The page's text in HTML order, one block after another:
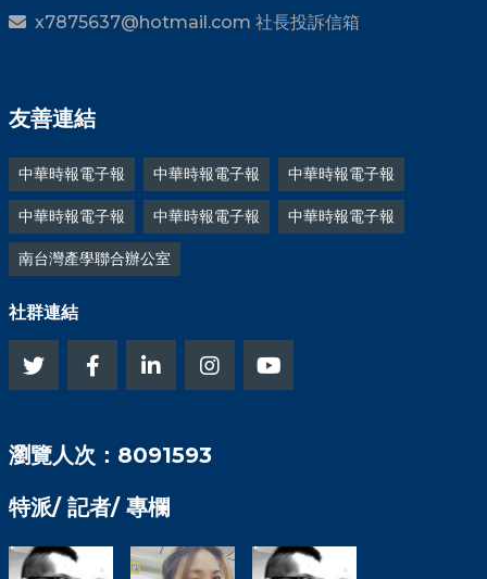
x7875637@hotmail.com 社長投訴信箱
友善連結
中華時報電子報 中華時報電子報 中華時報電子報
中華時報電子報 中華時報電子報 中華時報電子報
南台灣產學聯合辦公室
社群連結
瀏覽人次：8091593
特派/ 記者/ 專欄